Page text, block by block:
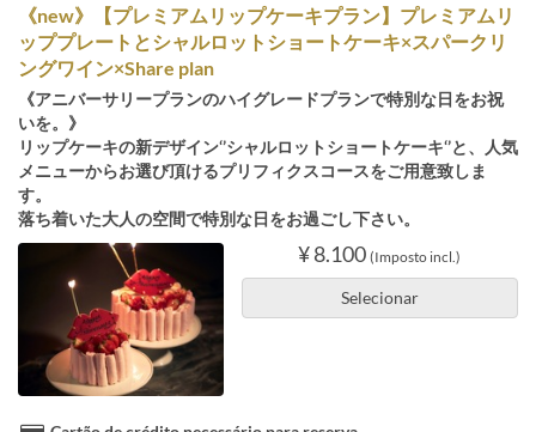
《new》【プレミアムリップケーキプラン】プレミアムリ
ッププレートとシャルロットショートケーキ×スパークリ
ングワイン×Share plan
《アニバーサリープランのハイグレードプランで特別な日をお祝
いを。》
リップケーキの新デザイン‘’シャルロットショートケーキ‘’と、人気
メニューからお選び頂けるプリフィクスコースをご用意致しま
す。
落ち着いた大人の空間で特別な日をお過ごし下さい。
¥ 8.100 (Imposto incl.)
Selecionar